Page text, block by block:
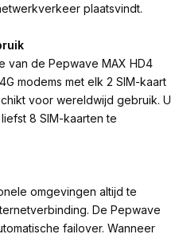
plaatsvindt.
van de Pepwave MAX HD4
modems met elk 2 SIM-kaart
voor wereldwijd gebruik. U
8 SIM-kaarten te
omgevingen altijd te
De Pepwave
failover. Wanneer